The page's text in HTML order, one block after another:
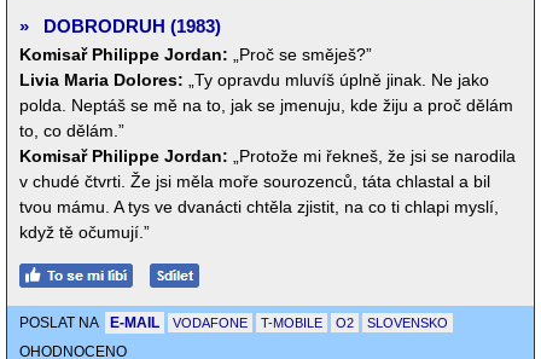
» DOBRODRUH (1983)
Komisař Philippe Jordan:
„Proč se směješ?”
Livia Maria Dolores:
„Ty opravdu mluvíš úplně jinak. Ne jako
polda. Neptáš se mě na to, jak se jmenuju, kde žiju a proč dělám
to, co dělám.”
Komisař Philippe Jordan:
„Protože mi řekneš, že jsi se narodila
v chudé čtvrti. Že jsi měla moře sourozenců, táta chlastal a bil
tvou mámu. A tys ve dvanácti chtěla zjistit, na co ti chlapi myslí,
když tě očumují.”
POSLAT NA E-MAIL VODAFONE T-MOBILE O2 SLOVENSKO
OHODNOCENO